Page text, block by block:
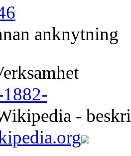
anknytning
1882-
-